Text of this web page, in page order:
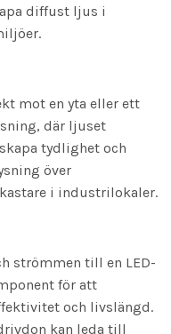
diffust ljus i
mot en yta eller ett
där ljuset
tydlighet och
över
i industrilokaler.
strömmen till en LED-
för att
och livslängd.
kan leda till